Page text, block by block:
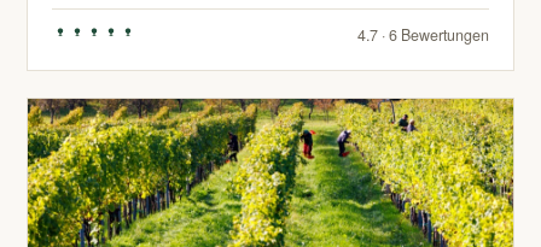
4.7 · 6 Bewertungen